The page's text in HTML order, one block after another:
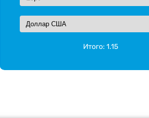
Итого:1.15